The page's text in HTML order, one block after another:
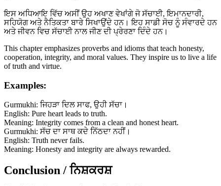
ਇਸ ਅਧਿਆਇ ਵਿੱਚ ਅਸੀਂ ਉਹ ਅਖਾਣ ਵੇਖਾਂਗੇ ਜੋ ਸੱਚਾਈ, ਇਮਾਨਦਾਰੀ,
ਸਹਿਯੋਗ ਅਤੇ ਨੈਤਿਕਤਾ ਬਾਰੇ ਸਿਖਾਉਂਦੇ ਹਨ। ਇਹ ਸਾਡੀ ਸੋਚ ਨੂੰ ਸੰਵਾਰਦੇ ਹਨ
ਅਤੇ ਜੀਵਨ ਵਿਚ ਸੱਚਾਈ ਨਾਲ ਜੀਣ ਦੀ ਪ੍ਰੇਰਣਾ ਦਿੰਦੇ ਹਨ।
This chapter emphasizes proverbs and idioms that teach honesty,
cooperation, integrity, and moral values. They inspire us to live a life
of truth and virtue.
Examples:
Gurmukhi: ਜਿਹੜਾ ਦਿਲ ਸਾਫ, ਉਹੀ ਸੱਚਾ।
English: Pure heart leads to truth.
Meaning: Integrity comes from a clean and honest heart.
Gurmukhi: ਸੱਚ ਦਾ ਸਾਥ ਕਦੇ ਨਿੱਠਦਾ ਨਹੀਂ।
English: Truth never fails.
Meaning: Honesty and integrity are always rewarded.
Conclusion / ਨਿਸ਼ਕਰਸ਼